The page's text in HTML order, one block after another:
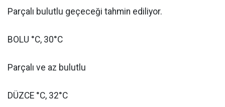
Parçalı bulutlu geçeceği tahmin ediliyor.
BOLU °C, 30°C
Parçalı ve az bulutlu
DÜZCE °C, 32°C